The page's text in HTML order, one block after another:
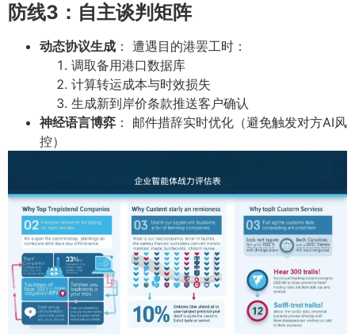
防线3：自主谈判矩阵
动态协议生成 ： 遭遇目的港罢工时：
调取备用港口数据库
计算转运成本与时效损失
生成新到岸价条款推送客户确认
神经语言博弈 ： 邮件措辞实时优化（避免触发对方AI风
控）